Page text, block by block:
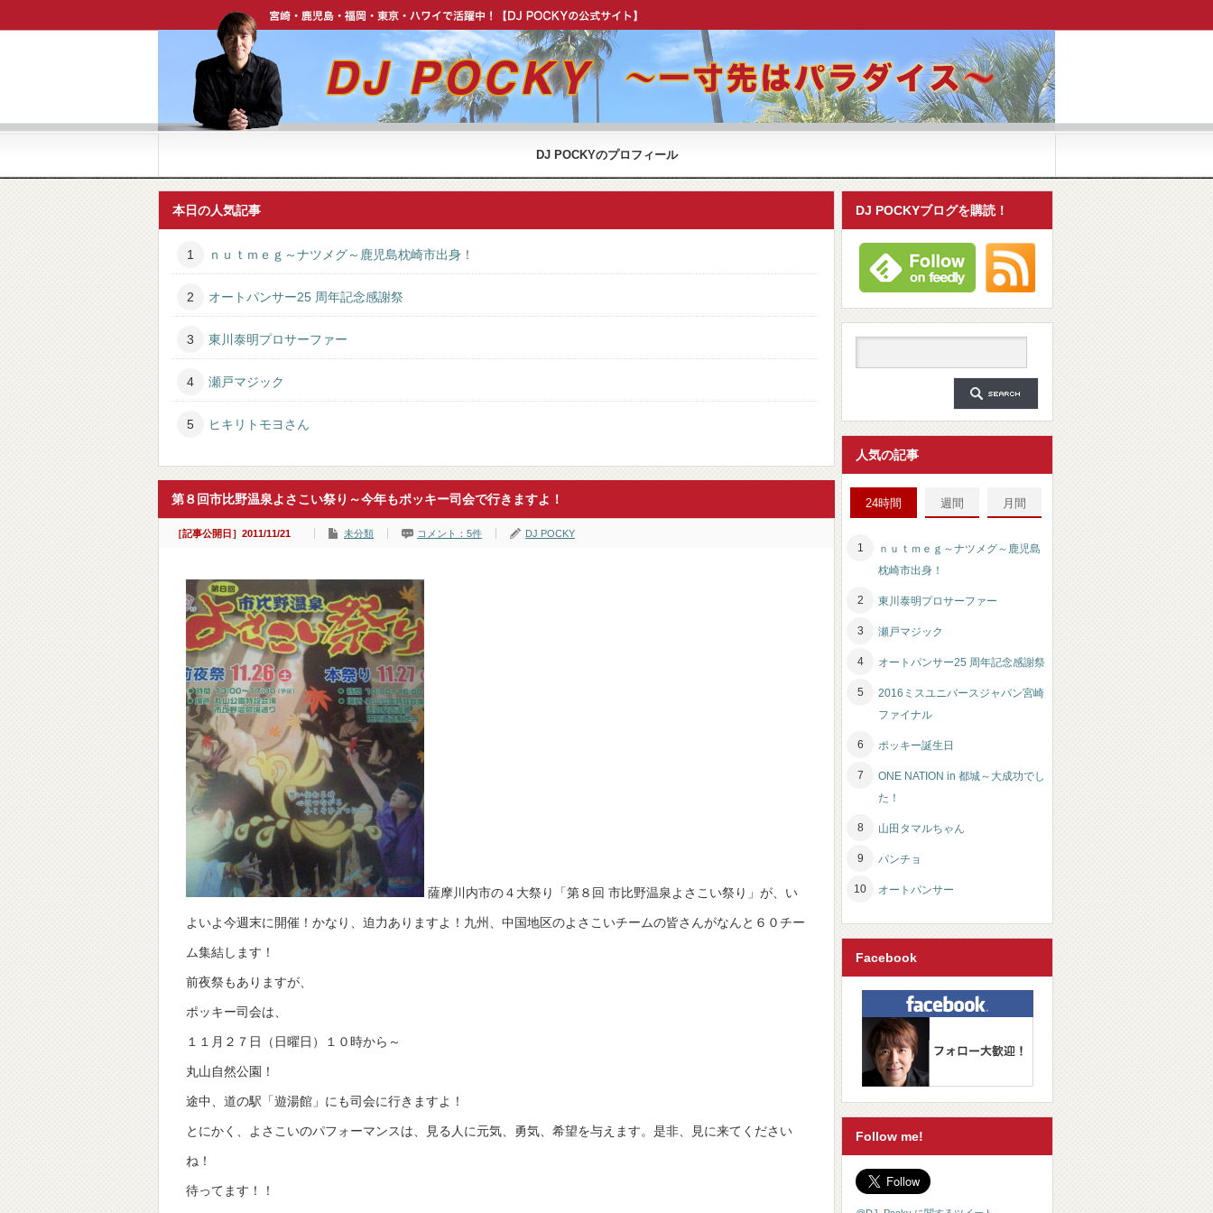
宮崎・鹿児島・福岡・東京・ハワイで活躍中【DJ POCKY 公式 ウェブサイト】
DJ POCKYのプロフィール
本日の人気記事
ｎｕｔｍｅｇ～ナツメグ～鹿児島枕崎市出身！
オートパンサー25 周年記念感謝祭
東川泰明プロサーファー
瀬戸マジック
ヒキリトモヨさん
第８回市比野温泉よさこい祭り～今年もポッキー司会で行きますよ！
［記事公開日］2011/11/21 未分類 コメント：5件 DJ POCKY
薩摩川内市の４大祭り「第８回 市比野温泉よさこい祭り」が、い
よいよ今週末に開催！かなり、迫力ありますよ！九州、中国地区のよさこいチームの皆さんがなんと６０チー
ム集結します！
前夜祭もありますが、
ポッキー司会は、
１１月２７日（日曜日）１０時から～
丸山自然公園！
途中、道の駅「遊湯館」にも司会に行きますよ！
とにかく、よさこいのパフォーマンスは、見る人に元気、勇気、希望を与えます。是非、見に来てください
ね！
待ってます！！
DJ POCKYブログを購読！
人気の記事
24時間 週間 月間
ｎｕｔｍｅｇ～ナツメグ～鹿児島
枕崎市出身！
東川泰明プロサーファー
瀬戸マジック
オートパンサー25 周年記念感謝祭
2016ミスユニバースジャパン宮崎
ファイナル
ポッキー誕生日
ONE NATION in 都城～大成功でし
た！
山田タマルちゃん
パンチョ
オートパンサー
Facebook
Follow me!